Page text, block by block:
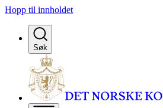
Hopp til innholdet
Søk